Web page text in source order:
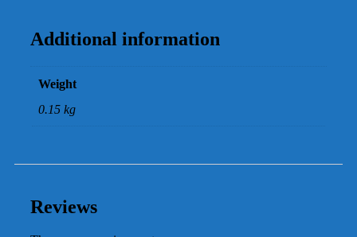
Additional information
Weight
0.15 kg
Reviews